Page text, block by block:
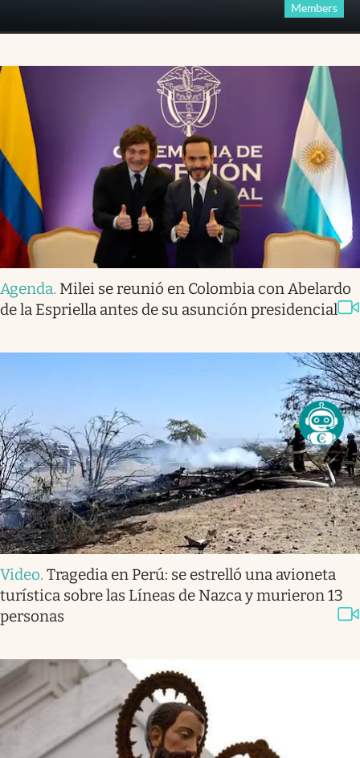
Members
Agenda. Milei se reunió en Colombia con Abelardo
de la Espriella antes de su asunción presidencial
Video. Tragedia en Perú: se estrelló una avioneta
turística sobre las Líneas de Nazca y murieron 13
personas